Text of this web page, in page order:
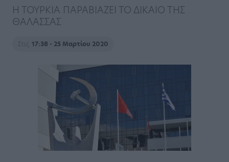
Η ΤΟΥΡΚΙΑ ΠΑΡΑΒΙΑΖΕΙ ΤΟ ΔΙΚΑΙΟ ΤΗΣ
ΘΑΛΑΣΣΑΣ
Στις 17:38 - 25 Μαρτίου 2020